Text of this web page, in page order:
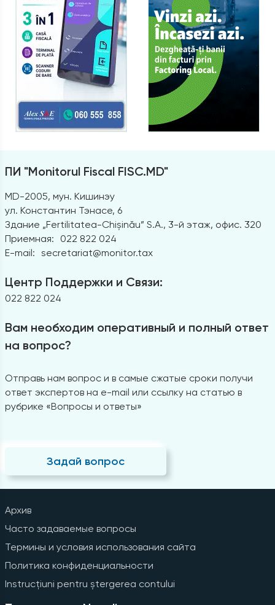
ПИ "Monitorul Fiscal FISC.MD"
MD-2005, мун. Кишинэу
ул. Константин Тэнасе, 6
Здание „Fertilitatea-Chișinău” S.A., 3-й этаж, офис. 320
Приемная:
022 822 024
E-mail: secretariat@monitor.tax
Центр Поддержки и Связи:
022 822 024
Вам необходим оперативный и полный ответ
на вопрос?
Отправь нам вопрос и в самые сжатые сроки получи
ответ экспертов на e-mail или ссылку на статью в
рубрике «Вопросы и ответы»
Задай вопрос
Архив
Часто задаваемые вопросы
Термины и условия использования сайта
Политика конфиденциальности
Instrucțiuni pentru ștergerea contului